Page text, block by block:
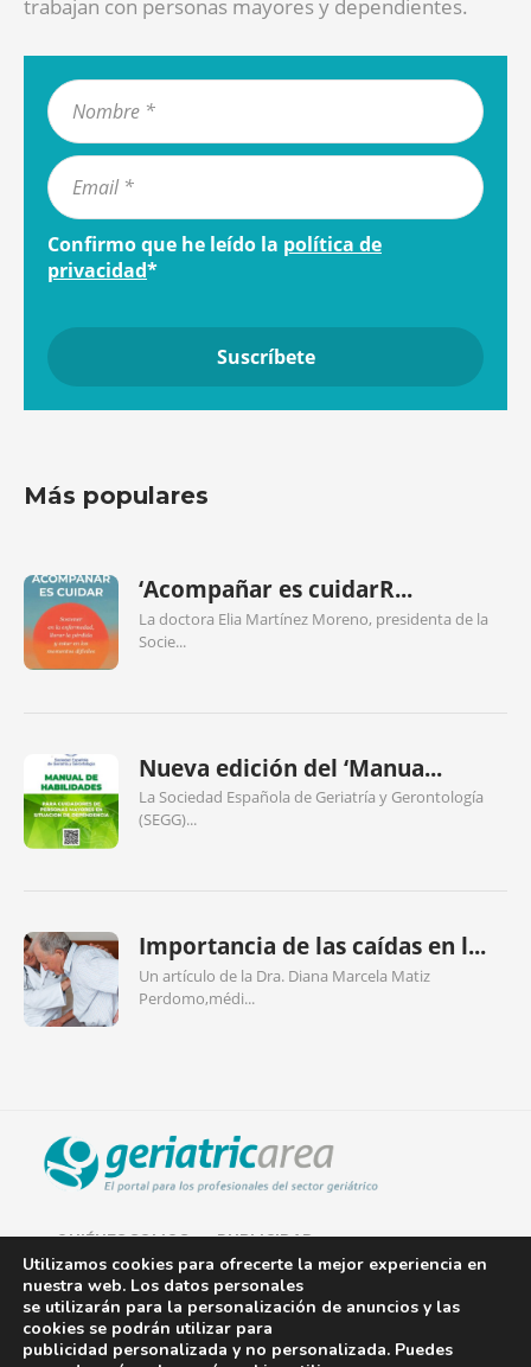
trabajan con personas mayores y dependientes.
Confirmo que he leído la política de
privacidad*
Más populares
‘Acompañar es cuidarR...
La doctora Elia Martínez Moreno, presidenta de la
Socie...
Nueva edición del ‘Manua...
La Sociedad Española de Geriatría y Gerontología
(SEGG)...
Importancia de las caídas en l...
Un artículo de la Dra. Diana Marcela Matiz
Perdomo,médi...
QUIÉNES SOMOS PUBLICIDAD
AVISO LEGAL
POLÍTICA DE COOKIES
Utilizamos cookies para ofrecerte la mejor experiencia en
nuestra web. Los datos personales
se utilizarán para la personalización de anuncios y las
cookies se podrán utilizar para
publicidad personalizada y no personalizada. Puedes